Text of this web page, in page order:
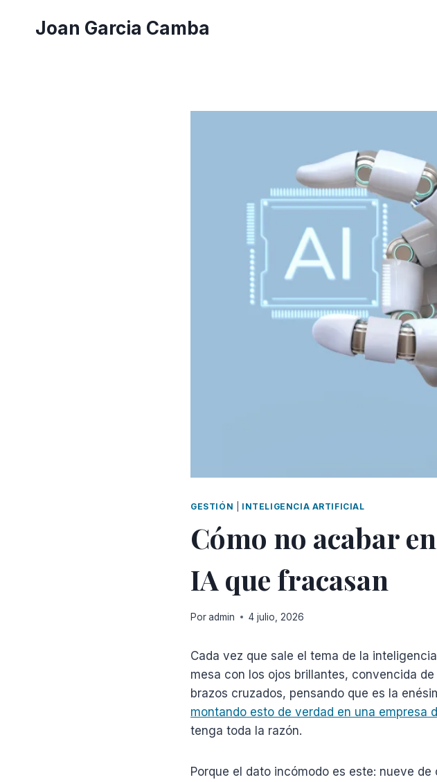
Joan Garcia Camba
GESTIÓN INTELIGENCIA ARTIFICIAL
Cómo no acabar
IA que fracasan
Poradmin 4 julio, 2026
Cada vez que sale el tema de la
mesa con los ojos brillantes, convencida
brazos cruzados, pensando que es la
montando esto de verdad en una empresa
tenga toda la razón.
Porque el dato incómodo es este: nueve